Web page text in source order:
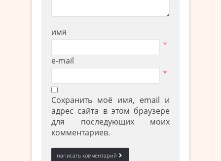
имя
*
e-mail
*
Сохранить моё имя, email и
адрес сайта в этом браузере
для последующих моих
комментариев.